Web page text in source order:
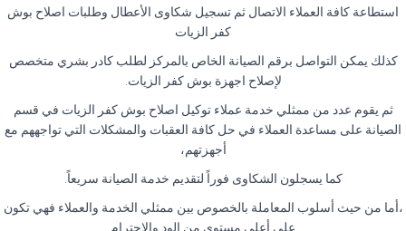
استطاعة كافة العملاء الاتصال ثم تسجيل شكاوى الأعطال وطلبات اصلاح بوش
كفر الزيات
كذلك يمكن التواصل برقم الصيانة الخاص بالمركز لطلب كادر بشري متخصص
لإصلاح اجهزة بوش كفر الزيات.
ثم يقوم عدد من ممثلي خدمة عملاء توكيل اصلاح بوش كفر الزيات في قسم
الصيانة على مساعدة العملاء في حل كافة العقبات والمشكلات التي تواجههم مع
أجهزتهم،
كما يسجلون الشكاوى فوراً لتقديم خدمة الصيانة سريعاً.
،أما من حيث أسلوب المعاملة بالخصوص بين ممثلي الخدمة والعملاء فهي تكون
على أعلى مستوى من الود والاحترام